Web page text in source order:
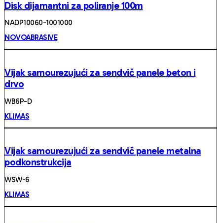
Disk dijamantni za poliranje 100m
NADP10060-1001000
NOVOABRASIVE
Vijak samourezujući za sendvič panele beton i
drvo
WB6P-D
KLIMAS
Vijak samourezujući za sendvič panele metalna
podkonstrukcija
WSW-6
KLIMAS